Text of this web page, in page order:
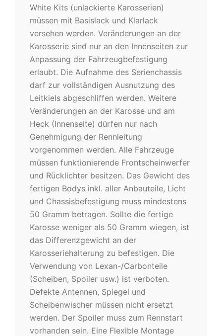
White Kits (unlackierte Karosserien)
müssen mit Basislack und Klarlack
versehen werden. Veränderungen an der
Karosserie sind nur an den Innenseiten zur
Anpassung der Fahrzeugbefestigung
erlaubt. Die Aufnahme des Serienchassis
darf zur vollständigen Ausnutzung des
Leitkiels abgeschliffen werden. Weitere
Veränderungen an der Karosse und am
Heck (Innenseite) dürfen nur nach
Genehmigung der Rennleitung
vorgenommen werden. Alle Fahrzeuge
müssen funktionierende Frontscheinwerfer
und Rücklichter besitzen. Das Gewicht des
fertigen Bodys inkl. aller Anbauteile, Licht
und Chassisbefestigung muss mindestens
50 Gramm betragen. Sollte die fertige
Karosse weniger als 50 Gramm wiegen, ist
das Differenzgewicht an der
Karosseriehalterung zu befestigen. Die
Verwendung von Lexan-/Carbonteile
(Scheiben, Spoiler usw.) ist verboten.
Defekte Antennen, Spiegel und
Scheibenwischer müssen nicht ersetzt
werden. Der Spoiler muss zum Rennstart
vorhanden sein. Eine Flexible Montage